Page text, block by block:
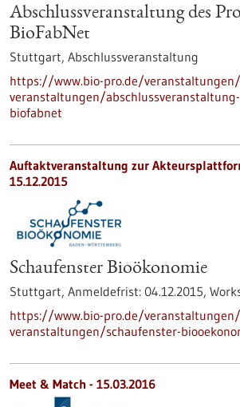
Abschlussveranstaltung des
BioFabNet
Stuttgart, Abschlussveranstaltung
https://www.bio-pro.de/
veranstaltungen/
biofabnet
Auftaktveranstaltung zur
15.12.2015
Schaufenster Bioökonomie
Stuttgart, Anmeldefrist: 04.12.2015,
https://www.bio-pro.de/
veranstaltungen/schaufenster-
Meet & Match - 15.03.2016